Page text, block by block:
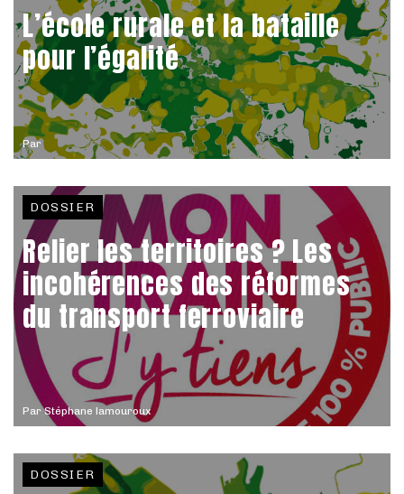
Par
L’école rurale et la bataille
pour l’égalité
ParStéphane lamouroux
DOSSIER
Relier les territoires ? Les
incohérences des réformes
du transport ferroviaire
DOSSIER